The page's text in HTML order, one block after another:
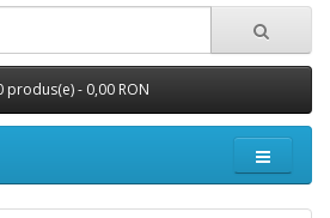
produs(e) - 0,00 RON